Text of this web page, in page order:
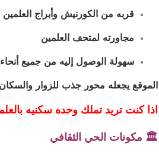
قربه من الكورنيش وأبراج العلمين
مجاورته لمتحف العلمين
سهولة الوصول إليه من جميع أنحاء
الموقع يجعله محور جذب للزوار
اذا كنت تريد تملك وحده سكنيه
🏛️ مكونات الحي الثقافي